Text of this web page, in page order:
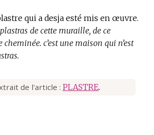
qui a desja esté mis en œuvre.
de cette muraille, de ce
cheminée. c’est une maison qui n’est
de l'article : PLASTRE.